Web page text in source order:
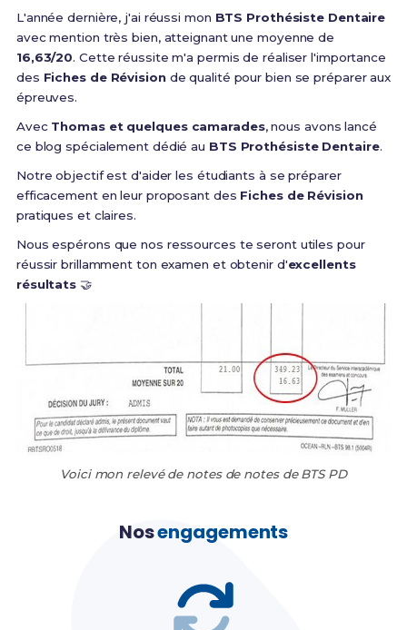
L'année dernière, j'ai réussi mon BTS Prothésiste Dentaire
avec mention très bien, atteignant une moyenne de
16,63/20. Cette réussite m'a permis de réaliser l'importance
des Fiches de Révisionde qualité pour bien se préparer aux
épreuves.
Avec Thomas et quelques camarades, nous avons lancé
ce blog spécialement dédié au BTS Prothésiste Dentaire.
Notre objectif est d'aider les étudiants à se préparer
efficacement en leur proposant des Fiches de Révision
pratiques et claires.
Nous espérons que nos ressources te seront utiles pour
réussir brillamment ton examen et obtenir d'excellents
résultats 🤝
Voici mon relevé de notes de notes de BTS PD
Nosengagements